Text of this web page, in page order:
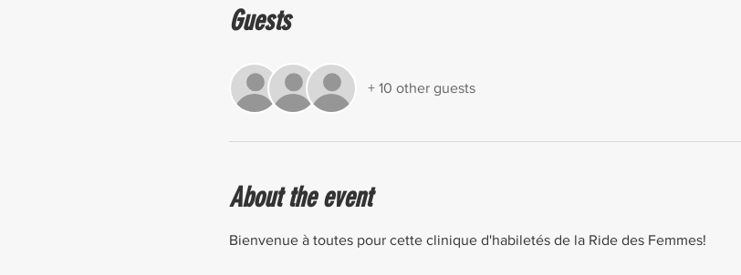
Guests
+ 10 other guests
About the event
Bienvenue à toutes pour cette clinique d'habiletés de la Ride des Femmes!